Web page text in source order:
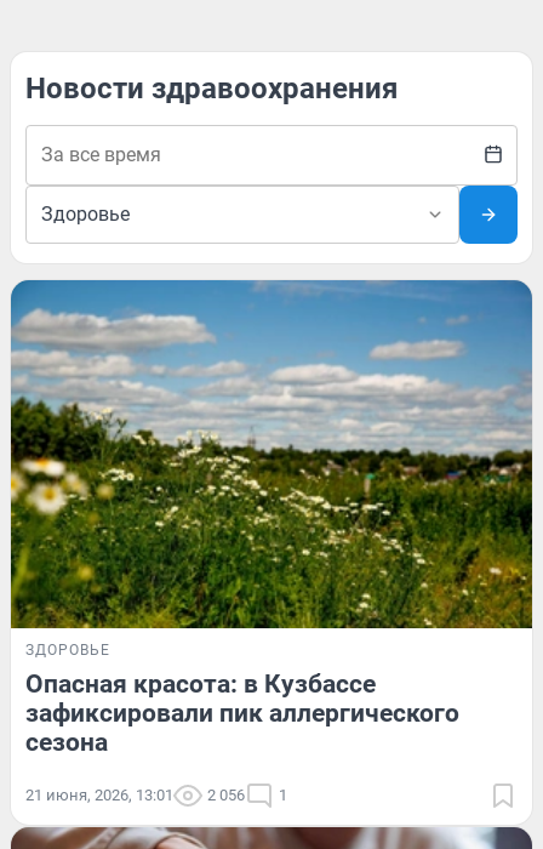
Новости здравоохранения
ЗДОРОВЬЕ
Опасная красота: в Кузбассе
зафиксировали пик аллергического
сезона
21 июня, 2026, 13:01 2 056 1